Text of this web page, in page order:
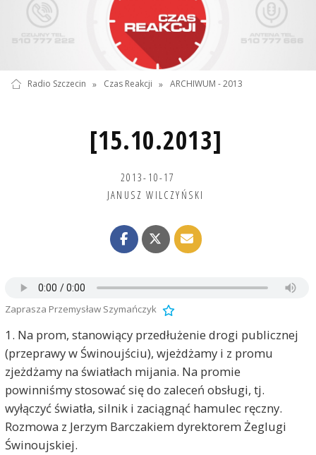
Radio Szczecin » Czas Reakcji » ARCHIWUM - 2013
[15.10.2013]
2013-10-17
JANUSZ WILCZYŃSKI
Zaprasza Przemysław Szymańczyk
1. Na prom, stanowiący przedłużenie drogi publicznej
(przeprawy w Świnoujściu), wjeżdżamy i z promu
zjeżdżamy na światłach mijania. Na promie
powinniśmy stosować się do zaleceń obsługi, tj.
wyłączyć światła, silnik i zaciągnąć hamulec ręczny.
Rozmowa z Jerzym Barczakiem dyrektorem Żeglugi
Świnoujskiej.